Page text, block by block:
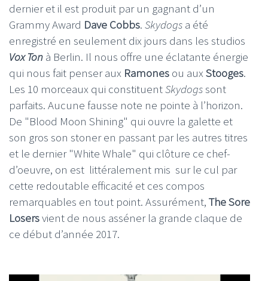
dernier et il est produit par un gagnant d’un
Grammy Award Dave Cobbs. Skydogs a été
enregistré en seulement dix jours dans les studios
Vox Ton à Berlin. Il nous offre une éclatante énergie
qui nous fait penser aux Ramones ou aux Stooges.
Les 10 morceaux qui constituentSkydogssont
parfaits. Aucune fausse note ne pointe à l’horizon.
De "Blood Moon Shining" qui ouvre la galette et
son gros son stoner en passant par les autres titres
et le dernier "White Whale" qui clôture ce chef-
d’oeuvre, on est littéralement mis sur le cul par
cette redoutable efficacité et ces compos
remarquables en tout point. Assurément, The Sore
Losersvient de nous asséner la grande claque de
ce début d’année 2017.